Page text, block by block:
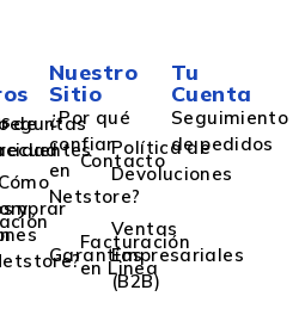
de
y
Nuestro
Sitio
¿Por qué
confiar
en
Netstore?
Contacto
Política de
Devoluciones
Garantías
Facturación
en Linea
Ventas
Empresariales
(B2B)
Tu
Cuenta
Seguimiento
de pedidos